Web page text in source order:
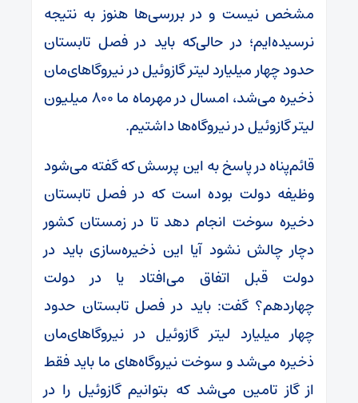
مشخص نیست و در بررسی‌ها هنوز به نتیجه
نرسیده‌ایم؛ در حالی‌که باید در فصل تابستان
حدود چهار میلیارد لیتر گازوئیل در نیرو‌گا‌های‌مان
ذخیره می‌شد، امسال در مهرماه ما ۸۰۰ میلیون
لیتر گازوئیل در نیروگاه‌ها داشتیم.
قائم‌پناه در پاسخ به این پرسش که گفته می‌شود
وظیفه دولت بوده است که در فصل تابستان
دخیره سوخت انجام دهد تا در زمستان کشور
دچار چالش نشود آیا این ذخیره‌سازی باید در
دولت قبل اتفاق می‌افتاد یا در دولت
چهاردهم؟ گفت: باید در فصل تابستان حدود
چهار میلیارد لیتر گازوئیل در نیرو‌گا‌های‌مان
ذخیره می‌شد و سوخت نیروگاه‌های ما باید فقط
از گاز تامین می‌شد که بتوانیم گازوئیل را در